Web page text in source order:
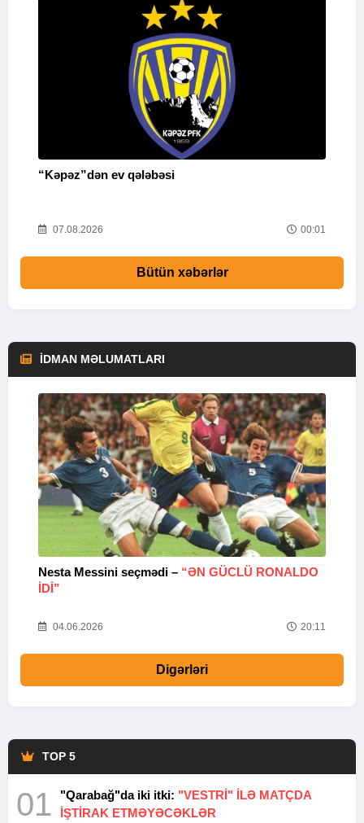
“Kəpəz”dən ev qələbəsi
07.08.2026 00:01
Bütün xəbərlər
İDMAN MƏLUMATLARI
Nesta Messini seçmədi – “ƏN GÜCLÜ RONALDO
IDI”
04.06.2026 20:11
Digərləri
TOP 5
01 "Qarabağ"da iki itki: "VESTRİ" İLƏ MATÇDA
İŞTİRAK ETMƏYƏCƏKLƏR